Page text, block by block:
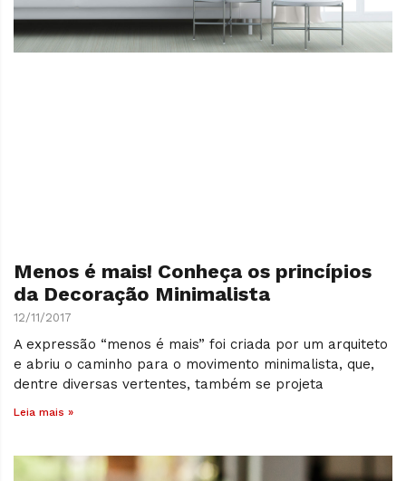
Menos é mais! Conheça os princípios
da Decoração Minimalista
12/11/2017
A expressão “menos é mais” foi criada por um arquiteto
e abriu o caminho para o movimento minimalista, que,
dentre diversas vertentes, também se projeta
Leia mais »